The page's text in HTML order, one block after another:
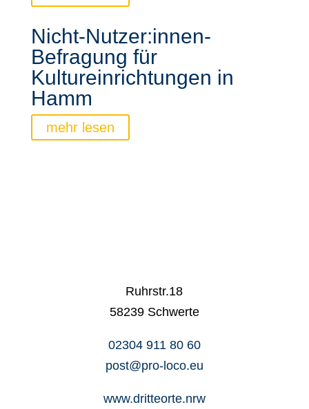
Nicht-Nutzer:innen-
Befragung für
Kultureinrichtungen in
Hamm
mehr lesen
Ruhrstr.18
58239 Schwerte
02304 911 80 60
post@pro-loco.eu
www.dritteorte.nrw